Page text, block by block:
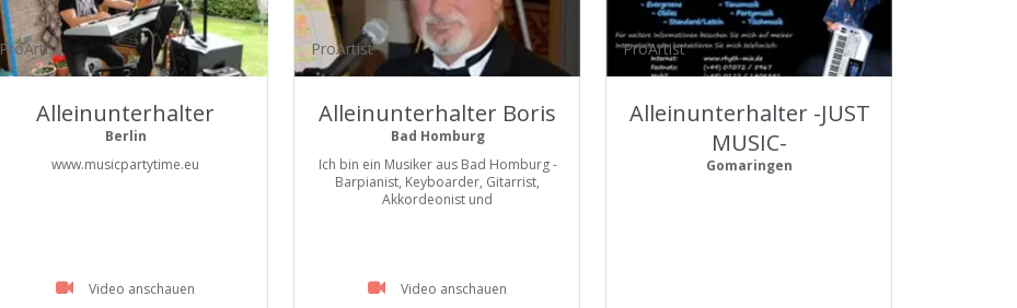
ProArtist
Alleinunterhalter
Berlin
www.musicpartytime.eu
Video anschauen
ProArtist
Alleinunterhalter Boris
Bad Homburg
Ich bin ein Musiker aus Bad Homburg -
Barpianist, Keyboarder, Gitarrist,
Akkordeonist und
Video anschauen
ProArtist
Alleinunterhalter -JUST
MUSIC-
Gomaringen